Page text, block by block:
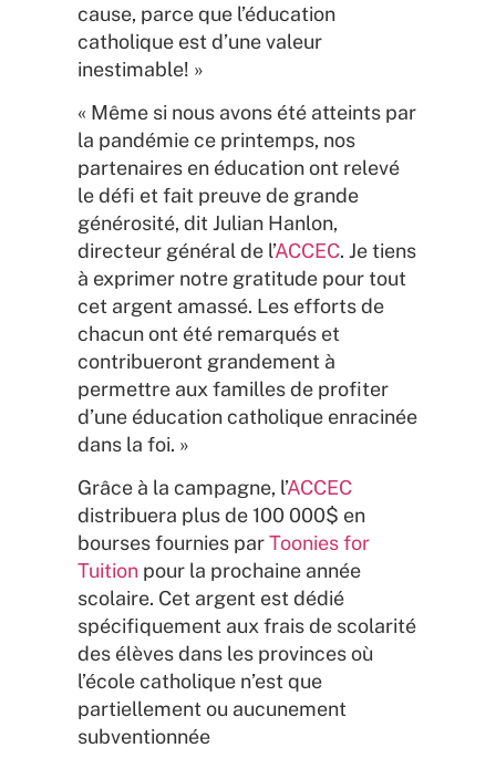
cause, parce que l’éducation
catholique est d’une valeur
inestimable! »
« Même si nous avons été atteints par
la pandémie ce printemps, nos
partenaires en éducation ont relevé
le défi et fait preuve de grande
générosité, dit Julian Hanlon,
directeur général de l’ACCEC. Je tiens
à exprimer notre gratitude pour tout
cet argent amassé. Les efforts de
chacun ont été remarqués et
contribueront grandement à
permettre aux familles de profiter
d’une éducation catholique enracinée
dans la foi. »
Grâce à la campagne, l’ACCEC
distribuera plus de 100 000$ en
bourses fournies parToonies for
Tuition pour la prochaine année
scolaire. Cet argent est dédié
spécifiquement aux frais de scolarité
des élèves dans les provinces où
l’école catholique n’est que
partiellement ou aucunement
subventionnée